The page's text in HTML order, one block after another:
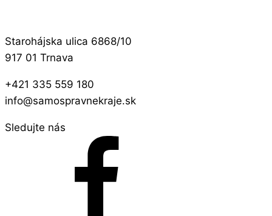
Starohájska ulica 6868/10
917 01 Trnava
+421 335 559 180
info@samospravnekraje.sk
Sledujte nás